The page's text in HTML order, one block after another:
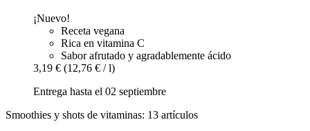
¡Nuevo!
Receta vegana
Rica en vitamina C
Sabor afrutado y agradablemente ácido
3,19 € (12,76 € / l)
Entrega hasta el 02 septiembre
Smoothies y shots de vitaminas: 13 artículos